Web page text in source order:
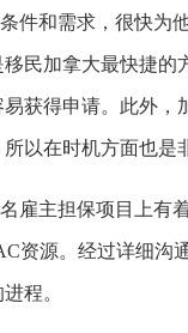
和需求，很快为
民加拿大最快捷
获得申请。此外
以在时机方面也是
主担保项目上有
资源。经过详细
程。